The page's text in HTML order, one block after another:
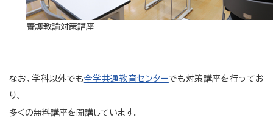
養護教諭対策講座
なお、学科以外でも全学共通教育センターでも対策講座を行ってお
り、
多くの無料講座を開講しています。